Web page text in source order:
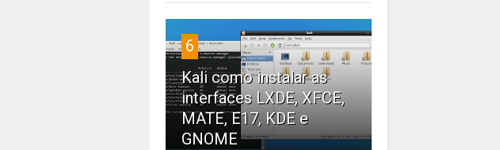
6
Kali como instalar as
interfaces LXDE, XFCE,
MATE, E17, KDE e
GNOME